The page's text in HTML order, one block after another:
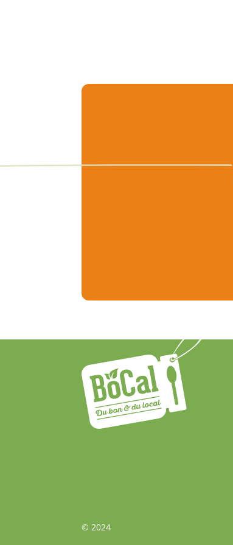
Menu
Footer
© 2024